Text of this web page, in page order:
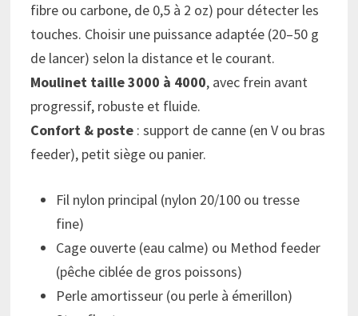
fibre ou carbone, de 0,5 à 2 oz) pour détecter les
touches. Choisir une puissance adaptée (20–50 g
de lancer) selon la distance et le courant.
Moulinet taille 3000 à 4000, avec frein avant
progressif, robuste et fluide.
Confort & poste: support de canne (en V ou bras
feeder), petit siège ou panier.
Fil nylon principal (nylon 20/100 ou tresse
fine)
Cage ouverte (eau calme) ou Method feeder
(pêche ciblée de gros poissons)
Perle amortisseur (ou perle à émerillon)